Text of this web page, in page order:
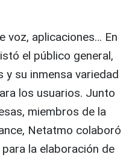
voz, aplicaciones… En
el público general,
su inmensa variedad
los usuarios. Junto
miembros de la
Netatmo colaboró
la elaboración de